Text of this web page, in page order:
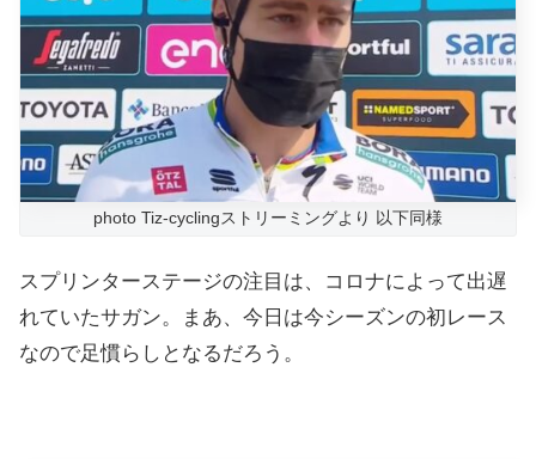
photo Tiz-cyclingストリーミングより 以下同様
スプリンターステージの注目は、コロナによって出遅
れていたサガン。まあ、今日は今シーズンの初レース
なので足慣らしとなるだろう。